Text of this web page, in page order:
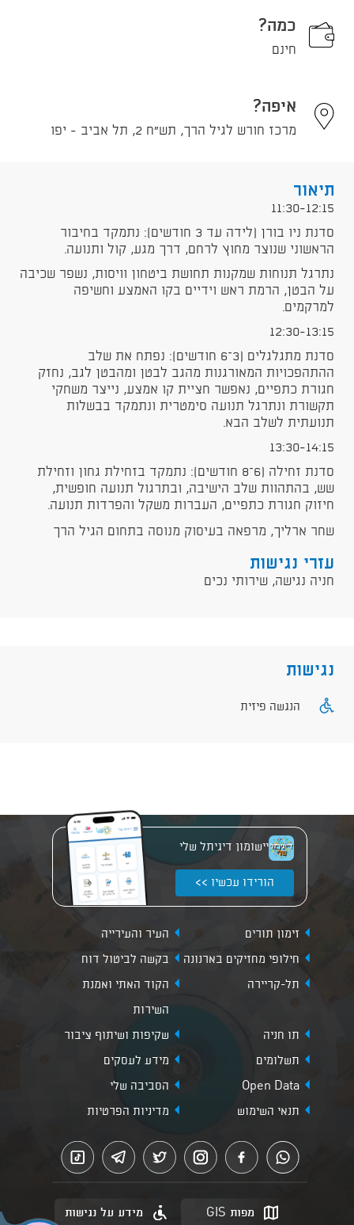
כמה?
חינם
איפה?
מרכז חורש לגיל הרך, תש"ח 2, תל אביב - יפו
תיאור
11:30-12:15
סדנת ניו בורן (לידה עד 3 חודשים): נתמקד בחיבור
הראשוני שנוצר מחוץ לרחם, דרך מגע, קול ותנועה.
נתרגל תנוחות שמקנות תחושת ביטחון וויסות, נשפר שכיבה
על הבטן, הרמת ראש וידיים בקו האמצע וחשיפה
למרקמים.
12:30-13:15
סדנת מתגלגלים (3–6 חודשים): נפתח את שלב
ההתהפכויות המאורגנות מהגב לבטן ומהבטן לגב, נחזק
חגורת כתפיים, נאפשר חציית קו אמצע, נייצר משחקי
תקשורת ונתרגל תנועה סימטרית ונתמקד בבשלות
תנועתית לשלב הבא.
13:30-14:15
סדנת זחילה (6–8 חודשים): נתמקד בזחילת גחון וזחילת
שש, בהתהוות שלב הישיבה, ובתרגול תנועה חופשית,
חיזוק חגורת כתפיים, העברות משקל והפרדות תנועה.
שחר ארליך, מרפאה בעיסוק מנוסה בתחום הגיל הרך
עזרי נגישות
חניה נגישה, שירותי נכים
נגישות
הנגשה פיזית
יישומון דיגיתל שלי
הורידו עכשיו >>
זימון תורים
העיר והעירייה
חילופי מחזיקים בארנונה
בקשה לביטול דוח
תל-קריירה
הקוד האתי ואמנת
השירות
תו חניה
שקיפות ושיתוף ציבור
תשלומים
מידע לעסקים
Open Data
הסביבה שלי
תנאי השימוש
מדיניות הפרטיות
מפות GIS מידע על נגישות